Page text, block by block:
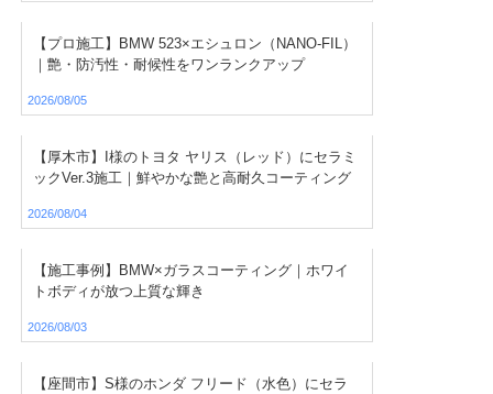
【プロ施工】BMW 523×エシュロン（NANO-FIL）
｜艶・防汚性・耐候性をワンランクアップ
2026/08/05
【厚木市】I様のトヨタ ヤリス（レッド）にセラミ
ックVer.3施工｜鮮やかな艶と高耐久コーティング
2026/08/04
【施工事例】BMW×ガラスコーティング｜ホワイ
トボディが放つ上質な輝き
2026/08/03
【座間市】S様のホンダ フリード（水色）にセラ